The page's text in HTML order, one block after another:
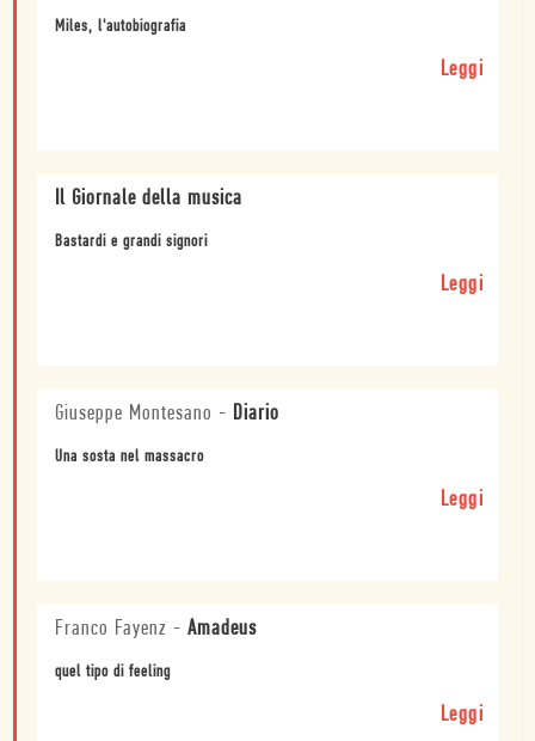
Miles, l'autobiografia
Leggi
Il Giornale della musica
Bastardi e grandi signori
Leggi
Giuseppe Montesano - Diario
Una sosta nel massacro
Leggi
Franco Fayenz - Amadeus
quel tipo di feeling
Leggi